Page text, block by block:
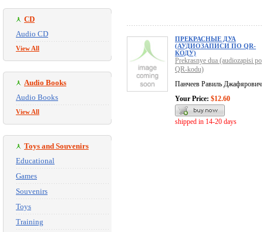
CD
Audio CD
View All
Audio Books
Audio Books
View All
Toys and Souvenirs
Educational
Games
Souvenirs
Toys
Training
ПРЕКРАСНЫЕ ДУА
(АУДИОЗАПИСИ ПО QR-
КОДУ)
Prekrasnye dua (audiozapisi po
QR-kodu)
Панчеев Равиль Джафярович
Your Price: $12.60
shipped in 14-20 days